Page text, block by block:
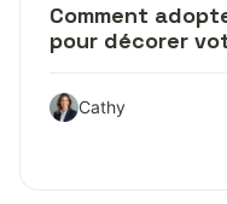
Comment
pour décorer
Cathy